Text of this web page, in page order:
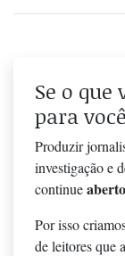
Se o
para
Produzir
investigação e
continue
Por isso
de leitores que